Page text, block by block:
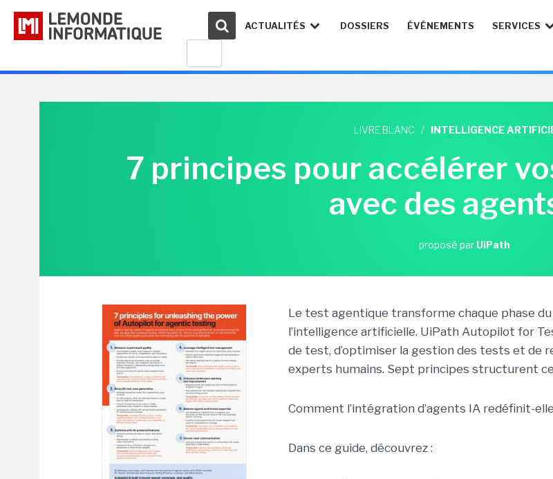
ACTUALITÉS DOSSIERS ÉVÉNEMENTS SERVICES
LIVRE BLANC / INTELLIGENCE
7 principes pour accélérer
avec des
proposé par UiPath
Le test agentique transforme chaque phase
l’intelligence artificielle. UiPath Autopilot for
de test, d’optimiser la gestion des tests et de
experts humains. Sept principes structurent
Comment l’intégration d’agents IA redéfinit-
Dans ce guide, découvrez :